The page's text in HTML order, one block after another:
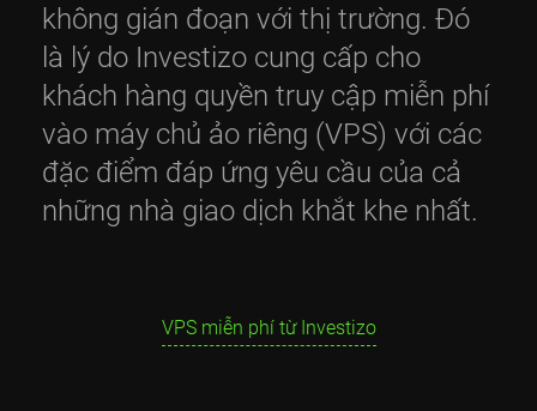
không gián đoạn với thị trường. Đó
là lý do Investizo cung cấp cho
khách hàng quyền truy cập miễn phí
vào máy chủ ảo riêng (VPS) với các
đặc điểm đáp ứng yêu cầu của cả
những nhà giao dịch khắt khe nhất.
VPS miễn phí từ Investizo